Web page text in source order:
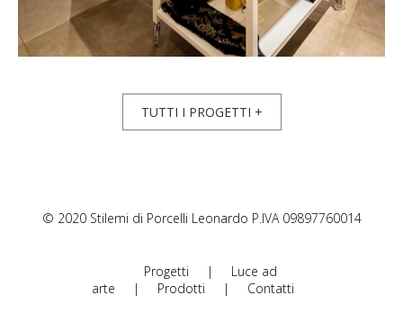
TUTTI I PROGETTI +
© 2020 Stilemi di Porcelli Leonardo P.IVA 09897760014
Progetti |
Luce ad
arte
| Prodotti | Contatti